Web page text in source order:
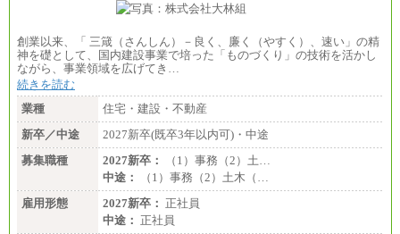
総合職 月給205,000～225,000円＋地域間調整給
※詳細はJTBキャリアサイトよりご確認ください。
■(株)JTBデータサービス ※2027年新卒募集終了
※詳細はJTBキャリアサイトよりご確認ください。
■I&Jデジタルイノベーション(株)
総合職 月給224,500～242,600円＋地域手当
※詳細はJTBキャリアサイトよりご確認ください。
＜有期社員コース＞
■(株)JTBビジネストランスフォーム
有期契約職 月給185,000～195,000円
※詳細はJTBキャリアサイトよりご確認ください。
創業以来、「 三箴（さんしん）－良く、廉く（やすく）、速い」の精
神を礎として、国内建設事業で培った「ものづくり」の技術を活かし
ながら、事業領域を広げてき…
続きを読む
業種
住宅・建設・不動産
新卒／中途
2027新卒(既卒3年以内可)・中途
募集職種
2027新卒：
（1）事務（2）土…
中途：
（1）事務（2）土木（…
雇用形態
2027新卒： 正社員
中途： 正社員